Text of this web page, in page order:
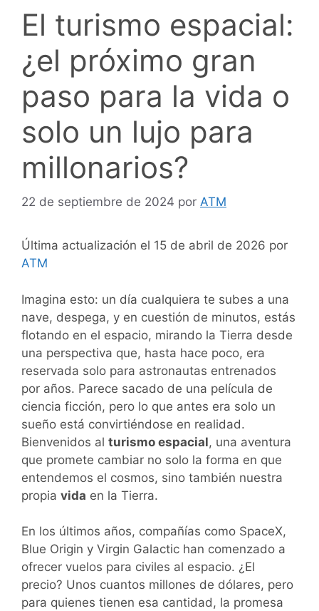
El turismo espacial:
¿el próximo gran
paso para la vida o
solo un lujo para
millonarios?
22 de septiembre de 2024 por ATM
Última actualización el 15 de abril de 2026 por
ATM
Imagina esto: un día cualquiera te subes a una
nave, despega, y en cuestión de minutos, estás
flotando en el espacio, mirando la Tierra desde
una perspectiva que, hasta hace poco, era
reservada solo para astronautas entrenados
por años. Parece sacado de una película de
ciencia ficción, pero lo que antes era solo un
sueño está convirtiéndose en realidad.
Bienvenidos al turismo espacial, una aventura
que promete cambiar no solo la forma en que
entendemos el cosmos, sino también nuestra
propia vida en la Tierra.
En los últimos años, compañías como SpaceX,
Blue Origin y Virgin Galactic han comenzado a
ofrecer vuelos para civiles al espacio. ¿El
precio? Unos cuantos millones de dólares, pero
para quienes tienen esa cantidad, la promesa